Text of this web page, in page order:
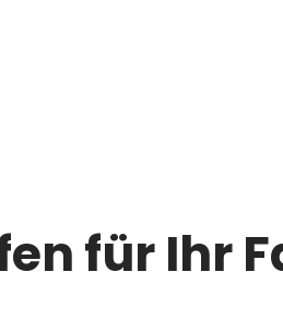
für Ihr